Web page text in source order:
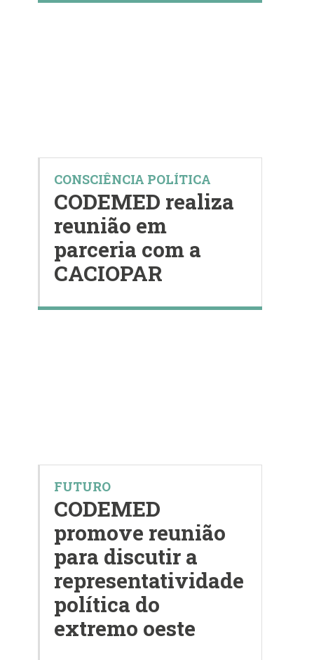
CONSCIÊNCIA POLÍTICA
CODEMED realiza
reunião em
parceria com a
CACIOPAR
FUTURO
CODEMED
promove reunião
para discutir a
representatividade
política do
extremo oeste